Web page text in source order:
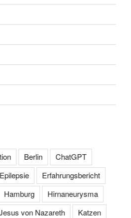
Berlin
ChatGPT
Epilepsie
Erfahrungsbericht
Hamburg
Hirnaneurysma
von Nazareth
Katzen